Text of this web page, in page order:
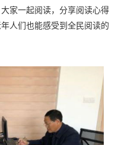
家一起阅读，分享阅读心得
人们也能感受到全民阅读的